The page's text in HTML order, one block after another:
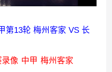
第13轮 梅州客家 VS 长
录像 中甲 梅州客家